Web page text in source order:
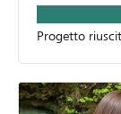
Progetto